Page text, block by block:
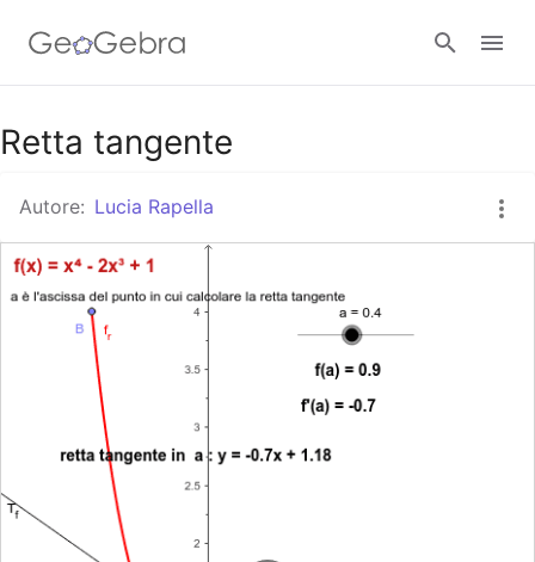
Google Classroom
GeoGebra Classroom
Accedi
Retta tangente
Autore: Lucia Rapella